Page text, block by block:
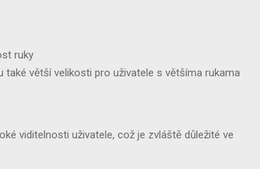
ruky
také větší velikosti pro uživatele s většíma rukama
viditelnosti uživatele, což je zvláště důležité ve